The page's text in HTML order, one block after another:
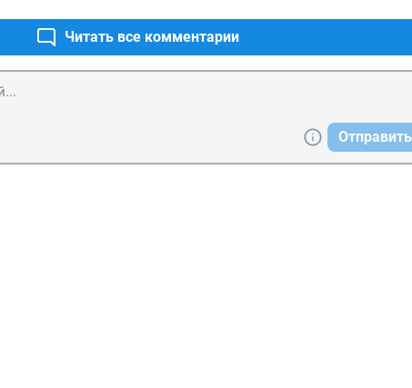
Читать все комментарии
Отправить